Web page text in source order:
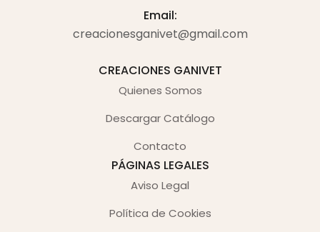
Email:
creacionesganivet@gmail.com
CREACIONES GANIVET
Quienes Somos
Descargar Catálogo
Contacto
PÁGINAS LEGALES
Aviso Legal
Política de Cookies